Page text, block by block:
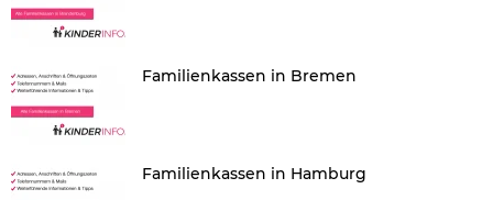
Familienkassen in Bremen
Familienkassen in Hamburg